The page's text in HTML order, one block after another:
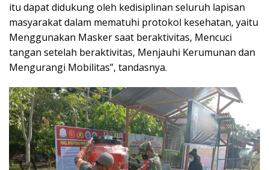
itu dapat didukung oleh kedisiplinan seluruh lapisan
masyarakat dalam mematuhi protokol kesehatan, yaitu
Menggunakan Masker saat beraktivitas, Mencuci
tangan setelah beraktivitas, Menjauhi Kerumunan dan
Mengurangi Mobilitas”, tandasnya.